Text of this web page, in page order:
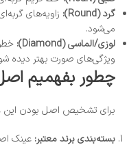
گرد (Round):
زاویه‌های
می‌شود.
لوزی/الماسی (Diamond):
ویژگی‌های صورت بهتر دیده
چطور بفهمیم
برای تشخیص اصل بودن این
بسته‌بندی برند معتبر: